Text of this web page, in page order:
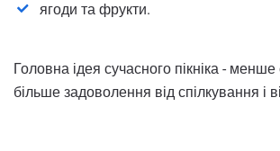
ягоди та фрукти.
Головна ідея сучасного пікніка - менше
більше задоволення від спілкування і